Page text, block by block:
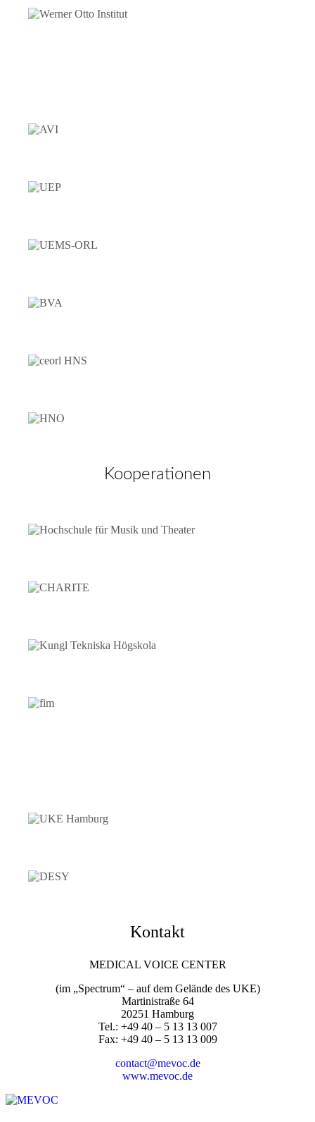
Kooperationen
Kontakt
MEDICAL VOICE CENTER
(im „Spectrum“ – auf dem Gelände des UKE)
Martinistraße 64
20251 Hamburg
Tel.: +49 40 – 5 13 13 007
Fax: +49 40 – 5 13 13 009
contact@mevoc.de
www.mevoc.de